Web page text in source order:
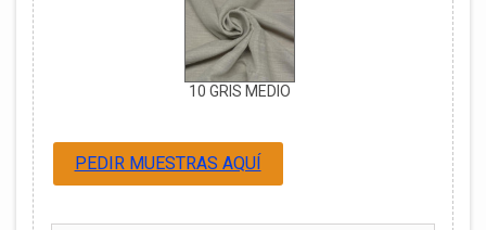
10 GRIS MEDIO
PEDIR MUESTRAS AQUÍ